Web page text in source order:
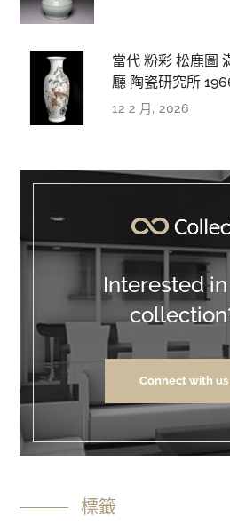
當代 粉彩 松鹿圖
廳 陶瓷研究所
12 2 月, 2026
Interested
Connect with us
標籤